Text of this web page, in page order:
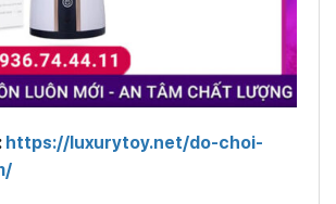
https://luxurytoy.net/do-choi-